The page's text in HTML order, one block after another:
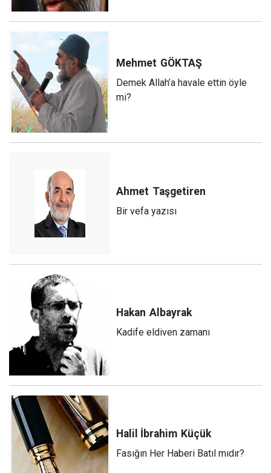
Mehmet GÖKTAŞ
Demek Allah’a havale ettin öyle
mi?
Ahmet Taşgetiren
Bir vefa yazısı
Hakan Albayrak
Kadife eldiven zamanı
Halil İbrahim Küçük
Fasığın Her Haberi Batıl mıdır?